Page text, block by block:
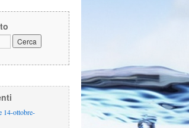
14-ottobre-